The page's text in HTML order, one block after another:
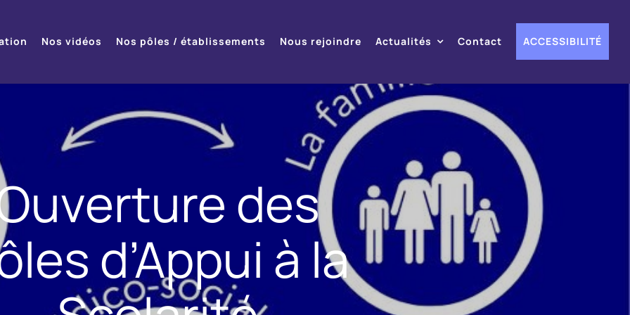
Nos vidéos Nos pôles / établissements Nous rejoindre Actualités Contact ACCESSIBILITÉ
des
d’Appui à la